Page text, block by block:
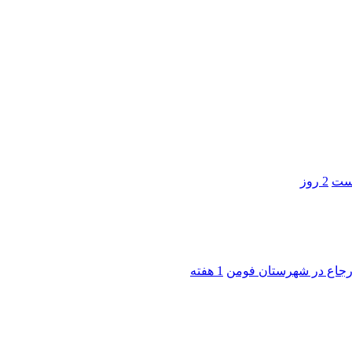
2 روز
ارجاع در شهرستان فومن 1 هفته